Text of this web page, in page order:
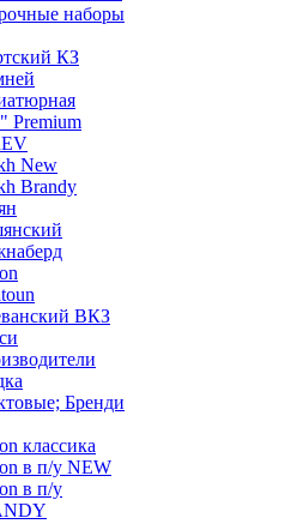
наборы
КЗ
Premium
New
Brandy
ВКЗ
Бренди
классика
в п/у NEW
в п/у